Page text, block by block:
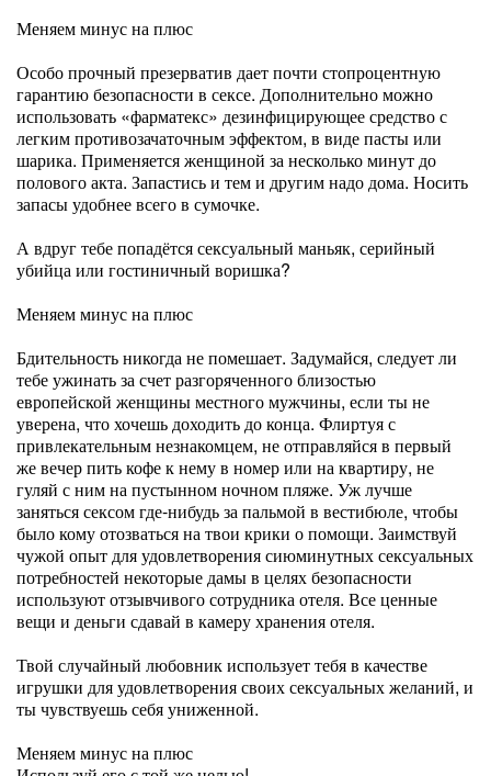
Меняем минус на плюс
Особо прочный презерватив дает почти стопроцентную
гарантию безопасности в сексе. Дополнительно можно
использовать «фарматекс» дезинфицирующее средство с
легким противозачаточным эффектом, в виде пасты или
шарика. Применяется женщиной за несколько минут до
полового акта. Запастись и тем и другим надо дома. Носить
запасы удобнее всего в сумочке.
А вдруг тебе попадётся сексуальный маньяк, серийный
убийца или гостиничный воришка?
Меняем минус на плюс
Бдительность никогда не помешает. Задумайся, следует ли
тебе ужинать за счет разгоряченного близостью
европейской женщины местного мужчины, если ты не
уверена, что хочешь доходить до конца. Флиртуя с
привлекательным незнакомцем, не отправляйся в первый
же вечер пить кофе к нему в номер или на квартиру, не
гуляй с ним на пустынном ночном пляже. Уж лучше
заняться сексом где-нибудь за пальмой в вестибюле, чтобы
было кому отозваться на твои крики о помощи. Заимствуй
чужой опыт для удовлетворения сиюминутных сексуальных
потребностей некоторые дамы в целях безопасности
используют отзывчивого сотрудника отеля. Все ценные
вещи и деньги сдавай в камеру хранения отеля.
Твой случайный любовник использует тебя в качестве
игрушки для удовлетворения своих сексуальных желаний, и
ты чувствуешь себя униженной.
Меняем минус на плюс